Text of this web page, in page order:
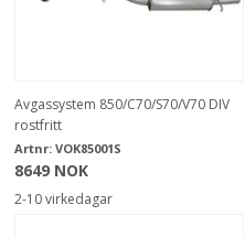
Avgassystem 850/C70/S70/V70 DIV
rostfritt
Artnr: VOK85001S
8649 NOK
2-10 virkedagar